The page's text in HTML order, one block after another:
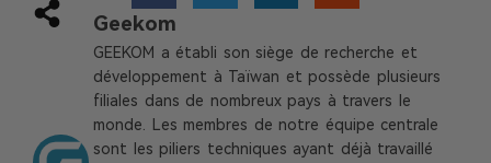
Geekom
GEEKOM a établi son siège de recherche et
développement à Taïwan et possède plusieurs
filiales dans de nombreux pays à travers le
monde. Les membres de notre équipe centrale
sont les piliers techniques ayant déjà travaillé